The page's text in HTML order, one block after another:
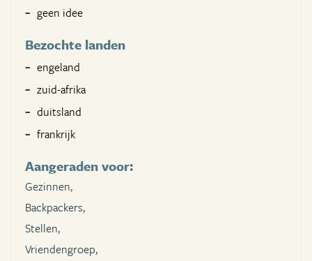
geen idee
Bezochte landen
engeland
zuid-afrika
duitsland
frankrijk
Aangeraden voor:
Gezinnen,
Backpackers,
Stellen,
Vriendengroep,